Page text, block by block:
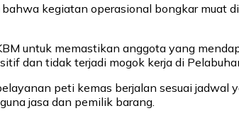
kegiatan operasional bongkar muat
untuk memastikan anggota yang
dan tidak terjadi mogok kerja di
peti kemas berjalan sesuai
jasa dan pemilik barang.